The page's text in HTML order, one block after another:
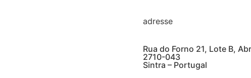
adresse
Rua do Forno 21, Lote B,
2710-043
Sintra – Portugal